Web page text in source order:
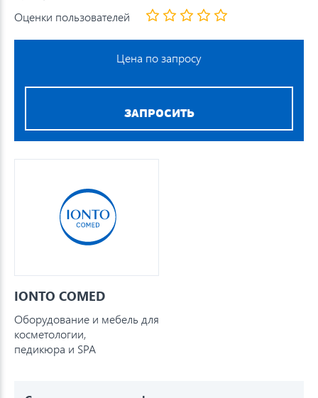
Оценки пользователей
Цена по запросу
ЗАПРОСИТЬ
IONTO COMED
Оборудование и мебель для
косметологии,
педикюра и SPA